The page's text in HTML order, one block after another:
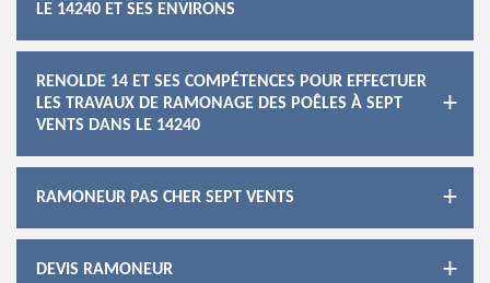
LE 14240 ET SES ENVIRONS
RENOLDE 14 ET SES COMPÉTENCES POUR EFFECTUER
LES TRAVAUX DE RAMONAGE DES POÊLES À SEPT
VENTS DANS LE 14240
RAMONEUR PAS CHER SEPT VENTS
DEVIS RAMONEUR